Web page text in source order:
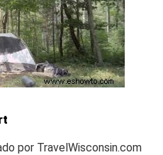
por TravelWisconsin.com